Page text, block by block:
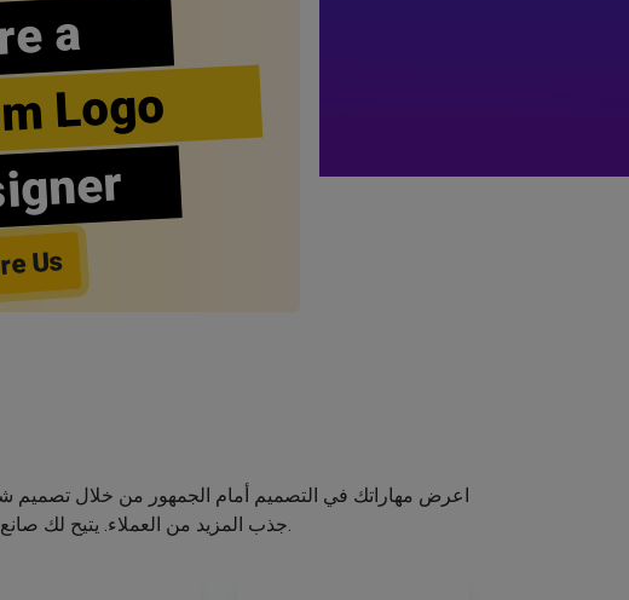
a
Logo
Us
اعرض مهاراتك في التصميم أمام الجمهور من خلال تصميم
جذب المزيد من العملاء. يتيح لك صانع الشعار الخاص بنا إنشاء شعار صالون الشعر الخاص بك دون اكتساب مهارات التصميم.